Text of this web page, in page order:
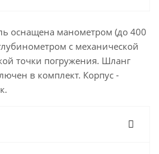
оснащена манометром (до 400
с механической
точки погружения. Шланг
в комплект. Корпус -